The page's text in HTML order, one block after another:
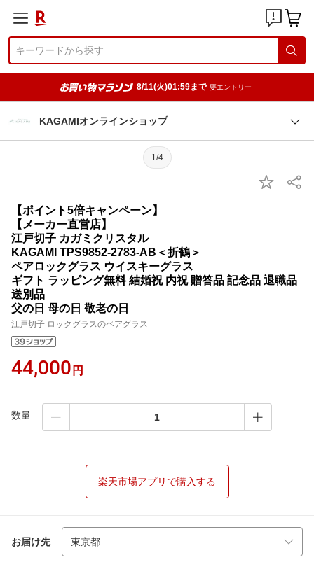
8/11(火)01:59まで 要エントリー
KAGAMIオンラインショップ
1/4
【ポイント5倍キャンペーン】
【メーカー直営店】
江戸切子 カガミクリスタル
KAGAMI TPS9852-2783-AB＜折鶴＞
ペアロックグラス ウイスキーグラス
ギフト ラッピング無料 結婚祝 内祝 贈答品 記念品 退職品
送別品
父の日 母の日 敬老の日
江戸切子 ロックグラスのペアグラス
44,000 円
数量
楽天市場アプリで購入する
お届け先